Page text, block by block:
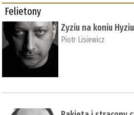
Felietony
Zyziu na koniu Hyziu
Piotr Lisiewicz